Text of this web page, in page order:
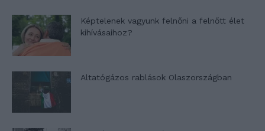
Képtelenek vagyunk felnőni a felnőtt élet
kihívásaihoz?
Altatógázos rablások Olaszországban